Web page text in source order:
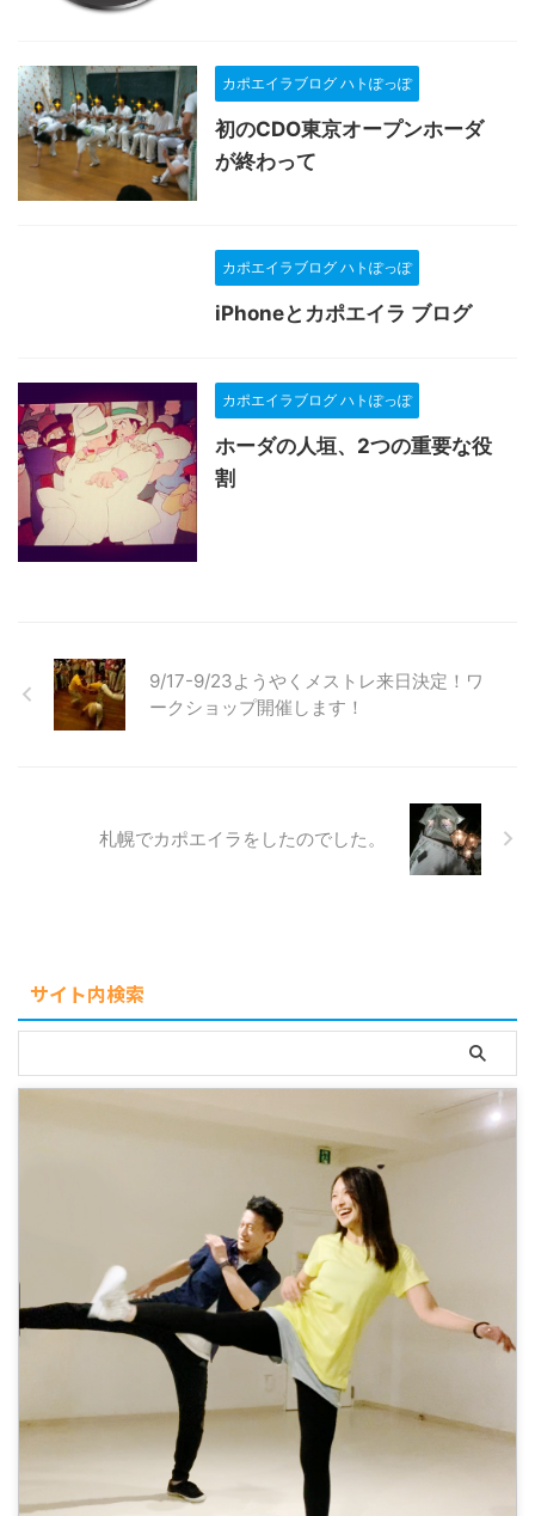
カポエイラブログ ハトぽっぽ
初のCDO東京オープンホーダ
が終わって
カポエイラブログ ハトぽっぽ
iPhoneとカポエイラ ブログ
カポエイラブログ ハトぽっぽ
ホーダの人垣、2つの重要な役
割
9/17-9/23ようやくメストレ来日決定！ワ
ークショップ開催します！
札幌でカポエイラをしたのでした。
サイト内検索